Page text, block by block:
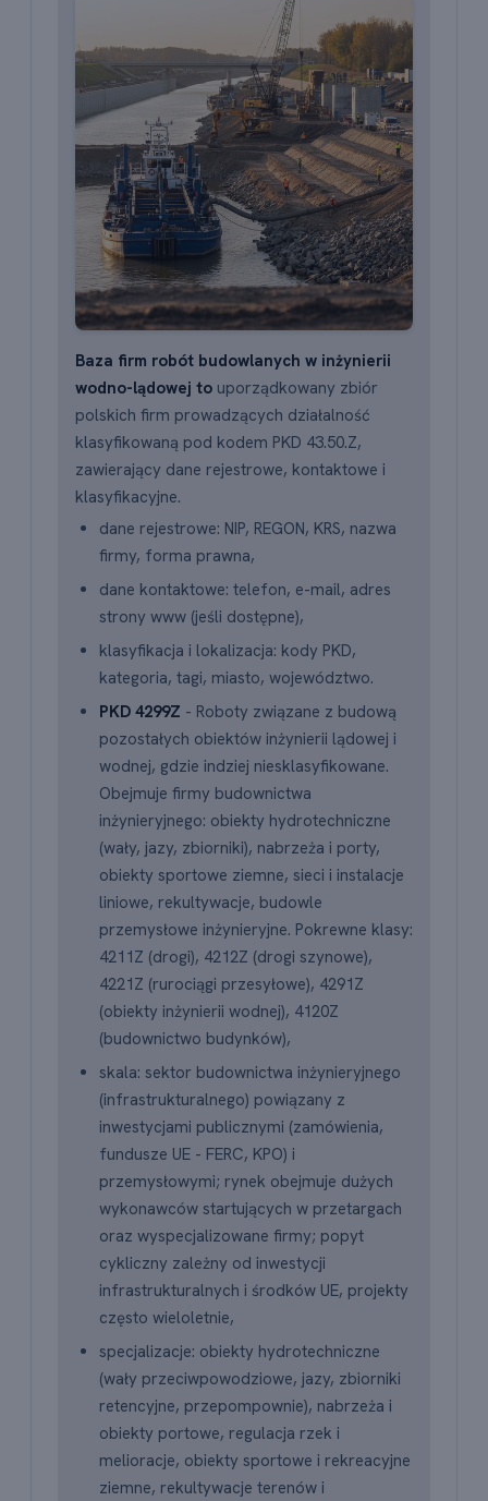
Baza firm robót budowlanych w inżynierii
wodno-lądowej to uporządkowany zbiór
polskich firm prowadzących działalność
klasyfikowaną pod kodem PKD 43.50.Z,
zawierający dane rejestrowe, kontaktowe i
klasyfikacyjne.
dane rejestrowe: NIP, REGON, KRS, nazwa
firmy, forma prawna,
dane kontaktowe: telefon, e-mail, adres
strony www (jeśli dostępne),
klasyfikacja i lokalizacja: kody PKD,
kategoria, tagi, miasto, województwo.
PKD 4299Z - Roboty związane z budową
pozostałych obiektów inżynierii lądowej i
wodnej, gdzie indziej niesklasyfikowane.
Obejmuje firmy budownictwa
inżynieryjnego: obiekty hydrotechniczne
(wały, jazy, zbiorniki), nabrzeża i porty,
obiekty sportowe ziemne, sieci i instalacje
liniowe, rekultywacje, budowle
przemysłowe inżynieryjne. Pokrewne klasy:
4211Z (drogi), 4212Z (drogi szynowe),
4221Z (rurociągi przesyłowe), 4291Z
(obiekty inżynierii wodnej), 4120Z
(budownictwo budynków),
skala: sektor budownictwa inżynieryjnego
(infrastrukturalnego) powiązany z
inwestycjami publicznymi (zamówienia,
fundusze UE - FERC, KPO) i
przemysłowymi; rynek obejmuje dużych
wykonawców startujących w przetargach
oraz wyspecjalizowane firmy; popyt
cykliczny zależny od inwestycji
infrastrukturalnych i środków UE, projekty
często wieloletnie,
specjalizacje: obiekty hydrotechniczne
(wały przeciwpowodziowe, jazy, zbiorniki
retencyjne, przepompownie), nabrzeża i
obiekty portowe, regulacja rzek i
melioracje, obiekty sportowe i rekreacyjne
ziemne, rekultywacje terenów i